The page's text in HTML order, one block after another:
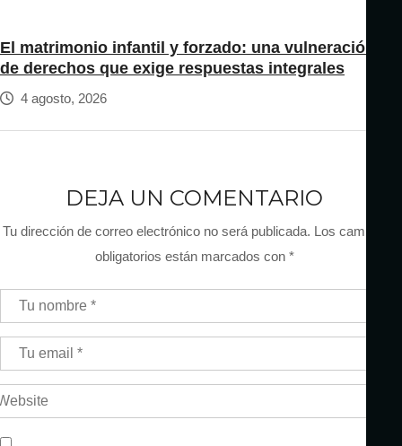
El matrimonio infantil y forzado: una vulneración
de derechos que exige respuestas integrales
4 agosto, 2026
DEJA UN COMENTARIO
Tu dirección de correo electrónico no será publicada. Los campos
obligatorios están marcados con *